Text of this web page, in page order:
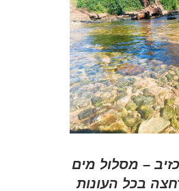
– מסלול מים
בכל העונות